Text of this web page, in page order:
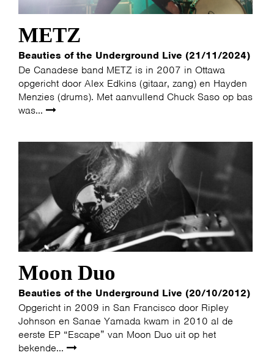
HOMEPROGRAMMA
ARTDIVISIONFOTO’S NIEUWS
INFOWEBSHOPMIJN TICKETS
METZ
Beauties of the Underground Live (21/11/2024)
De Canadese band METZ is in 2007 in Ottawa
opgericht door Alex Edkins (gitaar, zang) en Hayden
Menzies (drums). Met aanvullend Chuck Saso op bas
was...
Moon Duo
Beauties of the Underground Live (20/10/2012)
Opgericht in 2009 in San Francisco door Ripley
Johnson en Sanae Yamada kwam in 2010 al de
eerste EP “Escape” van Moon Duo uit op het
bekende...